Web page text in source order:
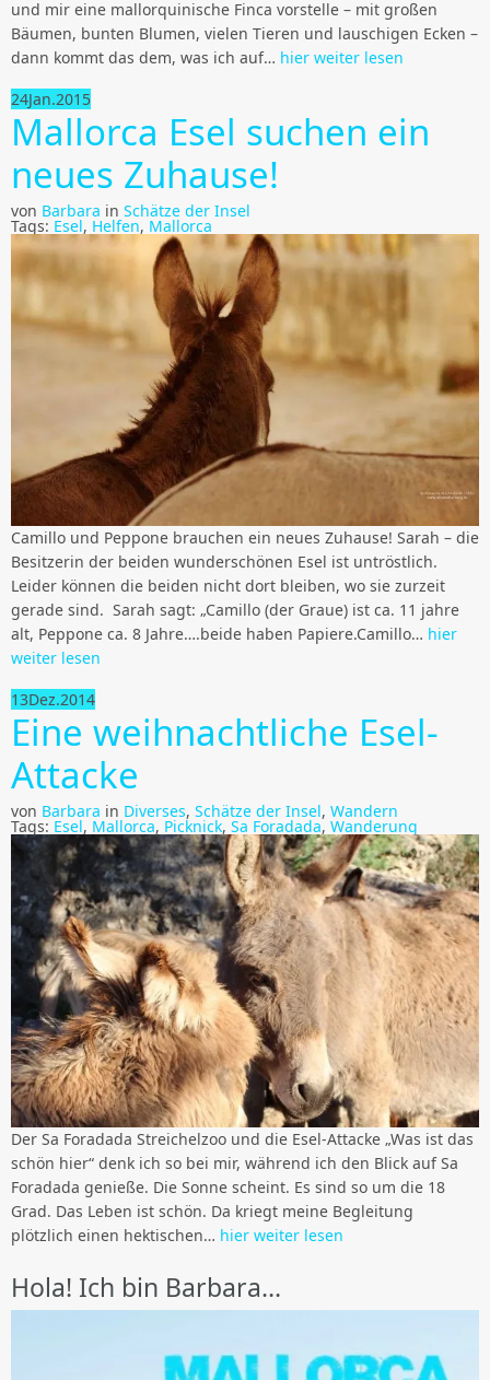
und mir eine mallorquinische Finca vorstelle – mit großen
Bäumen, bunten Blumen, vielen Tieren und lauschigen Ecken –
dann kommt das dem, was ich auf… hier weiter lesen
24Jan.2015
Mallorca Esel suchen ein
neues Zuhause!
von Barbara in Schätze der Insel
Tags: Esel, Helfen, Mallorca
Camillo und Peppone brauchen ein neues Zuhause! Sarah – die
Besitzerin der beiden wunderschönen Esel ist untröstlich.
Leider können die beiden nicht dort bleiben, wo sie zurzeit
gerade sind. Sarah sagt: „Camillo (der Graue) ist ca. 11 jahre
alt, Peppone ca. 8 Jahre….beide haben Papiere.Camillo… hier
weiter lesen
13Dez.2014
Eine weihnachtliche Esel-
Attacke
von Barbara in Diverses, Schätze der Insel, Wandern
Tags: Esel, Mallorca, Picknick, Sa Foradada, Wanderung
Der Sa Foradada Streichelzoo und die Esel-Attacke „Was ist das
schön hier“ denk ich so bei mir, während ich den Blick auf Sa
Foradada genieße. Die Sonne scheint. Es sind so um die 18
Grad. Das Leben ist schön. Da kriegt meine Begleitung
plötzlich einen hektischen… hier weiter lesen
Hola! Ich bin Barbara…